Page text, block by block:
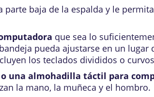
parte baja de la espalda y le
que sea lo
pueda ajustarse en un
los teclados divididos o
una almohadilla táctil para
la mano, la muñeca y el hombro.